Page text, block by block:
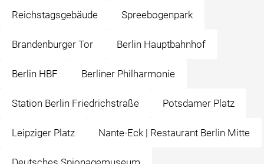
Reichstagsgebäude Spreebogenpark
Brandenburger Tor Berlin Hauptbahnhof
Berlin HBF Berliner Philharmonie
Station Berlin Friedrichstraße Potsdamer Platz
Leipziger Platz Nante-Eck | Restaurant Berlin Mitte